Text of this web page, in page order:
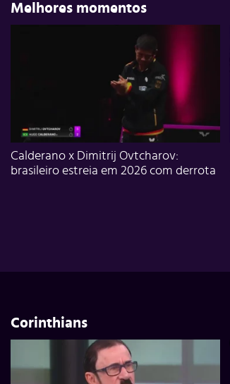
Melhores momentos
Calderano x Dimitrij Ovtcharov:
brasileiro estreia em 2026 com derrota
Corinthians